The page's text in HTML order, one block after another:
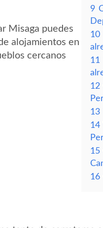
Misaga puedes
alojamientos en
cercanos
9
10
11
12
13
14
15
16